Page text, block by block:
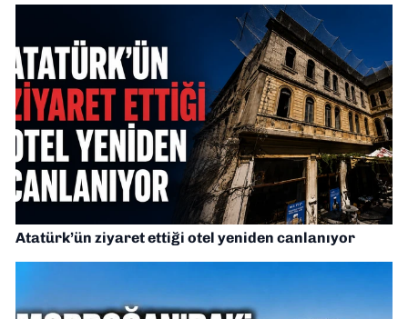
Atatürk’ün ziyaret ettiği otel yeniden canlanıyor